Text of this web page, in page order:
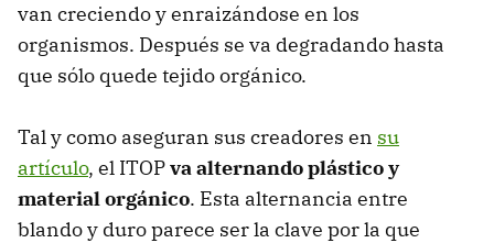
van creciendo y enraizándose en los
organismos. Después se va degradando hasta
que sólo quede tejido orgánico.
Tal y como aseguran sus creadores en su
artículo, el ITOPva alternando plástico y
material orgánico. Esta alternancia entre
blando y duro parece ser la clave por la que